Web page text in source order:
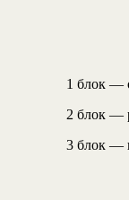
1 блок —
2 блок —
3 блок —